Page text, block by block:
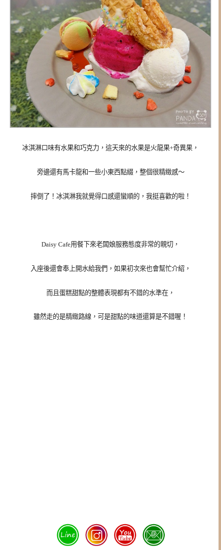
冰淇淋口味有水果和巧克力，這天來的水果是火龍果+奇異果，
旁邊還有馬卡龍和一些小東西點綴，整個很精緻感～
摔倒了！冰淇淋我就覺得口感還蠻順的，我挺喜歡的啦！
Daisy Cafe用餐下來老闆娘服務態度非常的親切，
入座後還會奉上開水給我們，如果初次來也會幫忙介紹，
而且蛋糕甜點的整體表現都有不錯的水準在，
雖然走的是精緻路線，可是甜點的味道還算是不錯喔！